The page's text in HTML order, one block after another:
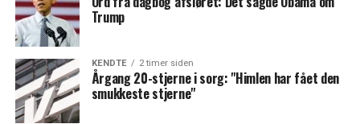
Trump
KENDTE 2 timer siden
Årgang 20-stjerne i sorg: "Himlen har fået den
smukkeste stjerne"